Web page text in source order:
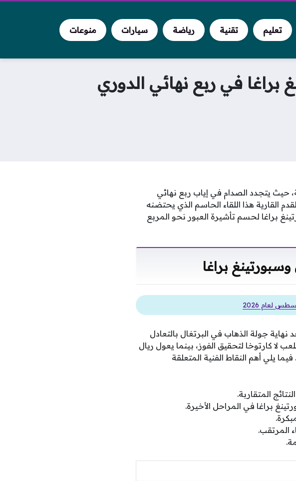
تعليم تقنية رياضة سيارات منوعات
براغا في ربع نهائي الدوري
حيث يتجدد الصدام في إياب ربع نهائي
العاشقة لكرة القدم القارية هذا اللقاء الحاسم الذي يحتضنه
بيتيس وسبورتينغ براغا لحسم تأشيرة العبور نحو المربع
براغا
لعام 2026
جولة الذهاب في البرتغال بالتعادل
لا كارتوخا لتحقيق الفوز، بينما يعول ريال
يلي أهم النقاط الفنية المتعلقة
المتقاربة.
براغا في المراحل الأخيرة.
المرتقب.